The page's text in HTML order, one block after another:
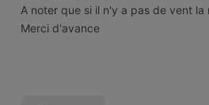
A noter que si il n'y a pas de vent
Merci d'avance